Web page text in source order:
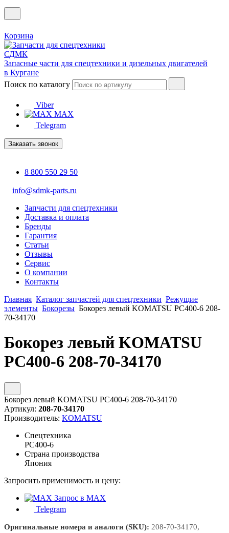
Корзина
Запасные части для спецтехники и дизельных двигателей
в Кургане
Поиск по каталогу
Viber
MAX
Telegram
Заказать звонок
8 800 550 29 50
info@sdmk-parts.ru
Запчасти для спецтехники
Доставка и оплата
Бренды
Гарантия
Статьи
Отзывы
Сервис
О компании
Контакты
Главная Каталог запчастей для спецтехники Режущие
элементы Бокорезы Бокорез левый KOMATSU PC400-6 208-
70-34170
Бокорез левый KOMATSU
PC400-6 208-70-34170
Бокорез левый KOMATSU PC400-6 208-70-34170
Артикул: 208-70-34170
Производитель: KOMATSU
Спецтехника
PC400-6
Страна производства
Япония
Запросить применимость и цену:
Запрос в MAX
Telegram
Оригинальные номера и аналоги (SKU): 208-70-34170,